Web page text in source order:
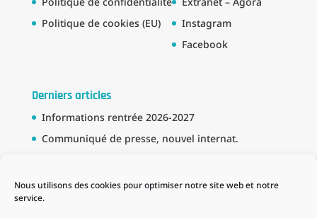
Nous utilisons des cookies pour optimiser notre site web et notre
service.
Politique de cookies (EU)
Instagram
Facebook
Derniers articles
Informations rentrée 2026-2027
Communiqué de presse, nouvel internat.
Partenariat avec la Marine Nationale
Schema des formations